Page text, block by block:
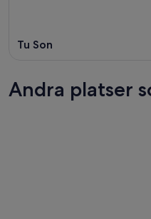
Tu Son
Andra platser